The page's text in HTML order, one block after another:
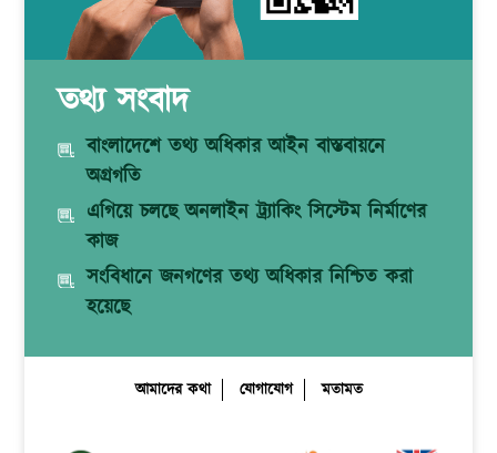
তথ্য সংবাদ
বাংলাদেশে তথ্য অধিকার আইন বাস্তবায়নে
অগ্রগতি
এগিয়ে চলছে অনলাইন ট্র্যাকিং সিস্টেম নির্মাণের
কাজ
সংবিধানে জনগণের তথ্য অধিকার নিশ্চিত করা
হয়েছে
আমাদের কথা যোগাযোগ মতামত